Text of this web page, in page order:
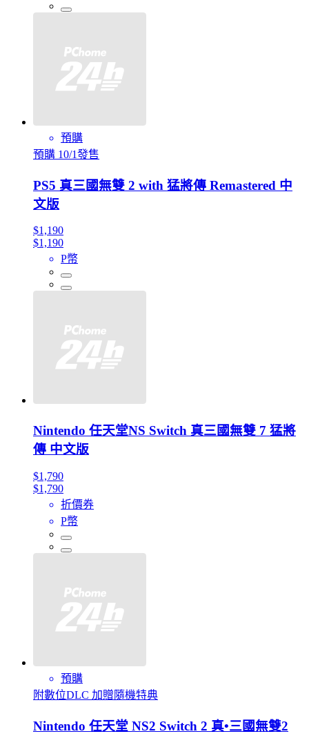
預購
預購 10/1發售
PS5 真三國無雙 2 with 猛將傳 Remastered 中
文版
$1,190
$1,190
P幣
Nintendo 任天堂NS Switch 真三國無雙 7 猛將
傳 中文版
$1,790
$1,790
折價券
P幣
預購
附數位DLC 加贈隨機特典
Nintendo 任天堂 NS2 Switch 2 真•三國無雙2